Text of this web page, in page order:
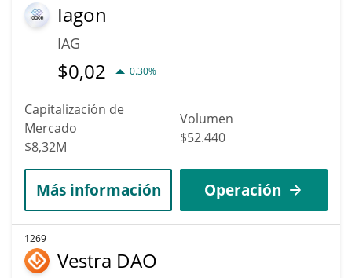
Iagon
IAG
$0,02 0.30%
Capitalización de
Mercado
$8,32M
Volumen
$52.440
Más información Operación
1269
Vestra DAO